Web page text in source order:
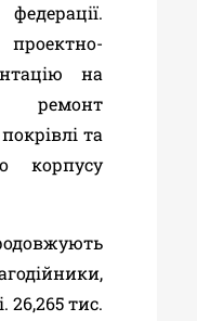
на
та
корпусу
тис.